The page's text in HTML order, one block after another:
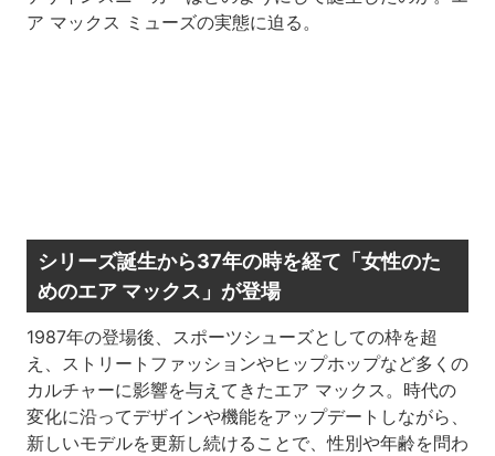
ア マックス ミューズの実態に迫る。
シリーズ誕生から37年の時を経て「女性のた
めのエア マックス」が登場
1987年の登場後、スポーツシューズとしての枠を超
え、ストリートファッションやヒップホップなど多くの
カルチャーに影響を与えてきたエア マックス。時代の
変化に沿ってデザインや機能をアップデートしながら、
新しいモデルを更新し続けることで、性別や年齢を問わ